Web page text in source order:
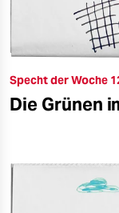
Specht der Woche
Die Grünen